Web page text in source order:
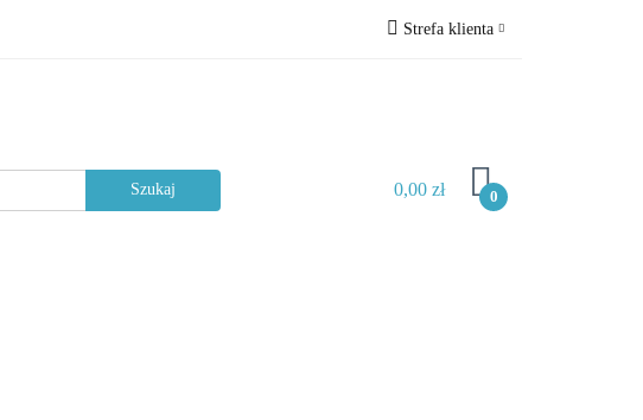
Strefa klienta
Zgody cookies
0,00 zł 0